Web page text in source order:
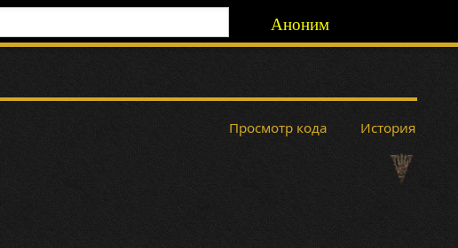
Аноним
Просмотр кода История